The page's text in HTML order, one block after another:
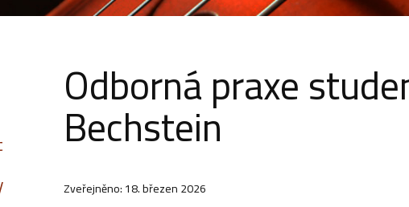
Odborná praxe
Bechstein
Zveřejněno: 18. březen 2026